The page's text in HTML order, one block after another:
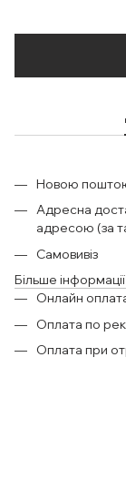
Новою
Адресна
адресою (за
Самовивіз
Більше
Онлайн
Оплата по
Оплата при